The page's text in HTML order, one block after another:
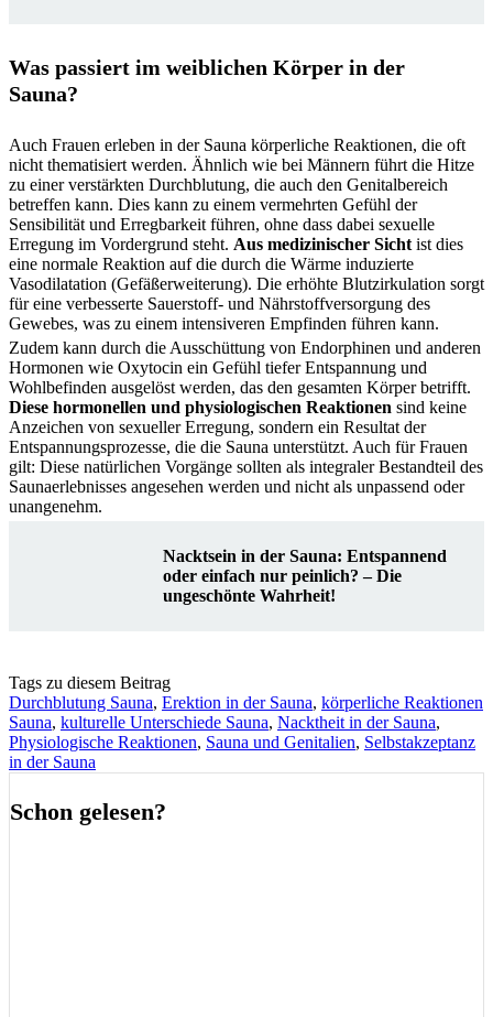
Was passiert im weiblichen Körper in der
Sauna?
Auch Frauen erleben in der Sauna körperliche Reaktionen, die oft
nicht thematisiert werden. Ähnlich wie bei Männern führt die Hitze
zu einer verstärkten Durchblutung, die auch den Genitalbereich
betreffen kann. Dies kann zu einem vermehrten Gefühl der
Sensibilität und Erregbarkeit führen, ohne dass dabei sexuelle
Erregung im Vordergrund steht. Aus medizinischer Sicht ist dies
eine normale Reaktion auf die durch die Wärme induzierte
Vasodilatation (Gefäßerweiterung). Die erhöhte Blutzirkulation sorgt
für eine verbesserte Sauerstoff- und Nährstoffversorgung des
Gewebes, was zu einem intensiveren Empfinden führen kann.
Zudem kann durch die Ausschüttung von Endorphinen und anderen
Hormonen wie Oxytocin ein Gefühl tiefer Entspannung und
Wohlbefinden ausgelöst werden, das den gesamten Körper betrifft.
Diese hormonellen und physiologischen Reaktionen sind keine
Anzeichen von sexueller Erregung, sondern ein Resultat der
Entspannungsprozesse, die die Sauna unterstützt. Auch für Frauen
gilt: Diese natürlichen Vorgänge sollten als integraler Bestandteil des
Saunaerlebnisses angesehen werden und nicht als unpassend oder
unangenehm.
Nacktsein in der Sauna: Entspannend
oder einfach nur peinlich? – Die
ungeschönte Wahrheit!
Tags zu diesem Beitrag
Durchblutung Sauna, Erektion in der Sauna, körperliche Reaktionen
Sauna, kulturelle Unterschiede Sauna, Nacktheit in der Sauna,
Physiologische Reaktionen, Sauna und Genitalien, Selbstakzeptanz
in der Sauna
Schon gelesen?